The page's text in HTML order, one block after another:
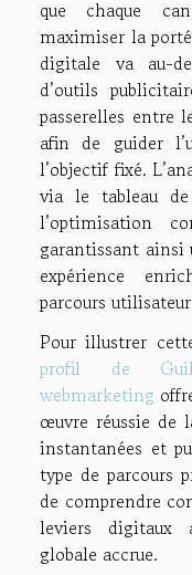
que chaque
maximiser la
digitale va au-
d’outils
passerelles entre
afin de guider
l’objectif fixé.
via le tableau
l’optimisation
garantissant ainsi
expérience
parcours
Pour illustrer
profil de
webmarketing
œuvre réussie de
instantanées et
type de parcours
de comprendre
leviers digitaux
globale accrue.